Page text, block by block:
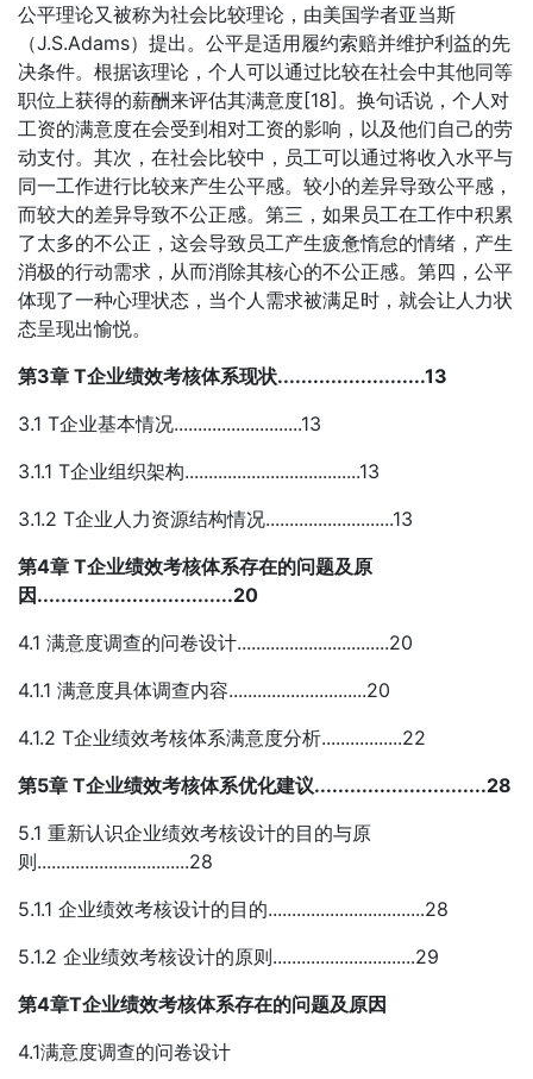
公平理论又被称为社会比较理论，由美国学者亚当斯
（J.S.Adams）提出。公平是适用履约索赔并维护利益的先
决条件。根据该理论，个人可以通过比较在社会中其他同等
职位上获得的薪酬来评估其满意度[18]。换句话说，个人对
工资的满意度在会受到相对工资的影响，以及他们自己的劳
动支付。其次，在社会比较中，员工可以通过将收入水平与
同一工作进行比较来产生公平感。较小的差异导致公平感，
而较大的差异导致不公正感。第三，如果员工在工作中积累
了太多的不公正，这会导致员工产生疲惫惰怠的情绪，产生
消极的行动需求，从而消除其核心的不公正感。第四，公平
体现了一种心理状态，当个人需求被满足时，就会让人力状
态呈现出愉悦。
第3章 T企业绩效考核体系现状.........................13
3.1 T企业基本情况...........................13
3.1.1 T企业组织架构.....................................13
3.1.2 T企业人力资源结构情况...........................13
第4章 T企业绩效考核体系存在的问题及原
因.................................20
4.1 满意度调查的问卷设计................................20
4.1.1 满意度具体调查内容.............................20
4.1.2 T企业绩效考核体系满意度分析.................22
第5章 T企业绩效考核体系优化建议.............................28
5.1 重新认识企业绩效考核设计的目的与原
则................................28
5.1.1 企业绩效考核设计的目的.................................28
5.1.2 企业绩效考核设计的原则..............................29
第4章T企业绩效考核体系存在的问题及原因
4.1满意度调查的问卷设计